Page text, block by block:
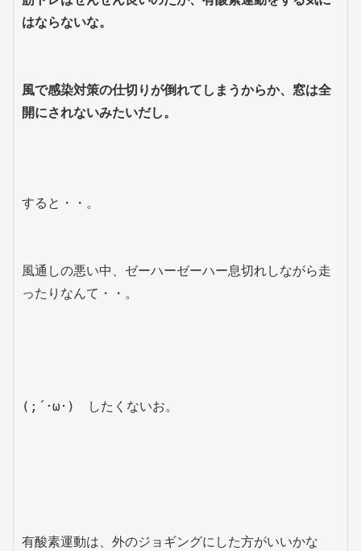
はならないな。
風で感染対策の仕切りが倒れてしまうからか、窓は全
開にされないみたいだし。
すると・・。
風通しの悪い中、ゼーハーゼーハー息切れしながら走
ったりなんて・・。
(;´･ω･)　したくないお。
有酸素運動は、外のジョギングにした方がいいかな